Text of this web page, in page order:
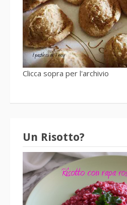
Clicca sopra per l'archivio
Un Risotto?